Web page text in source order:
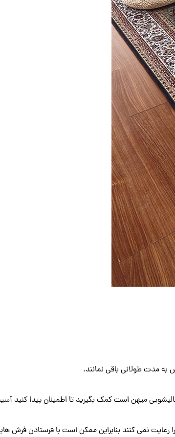
به مدت طولانی باقی نمانند.
میهن است کمک بگیرید تا اطمینان پیدا کنید
نمی کنند بنابراین ممکن است با فرستادن فرش